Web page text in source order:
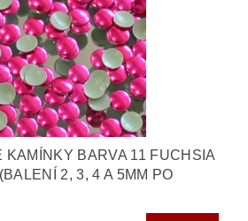
KAMÍNKY BARVA 11 FUCHSIA
2, 3, 4 A 5MM PO